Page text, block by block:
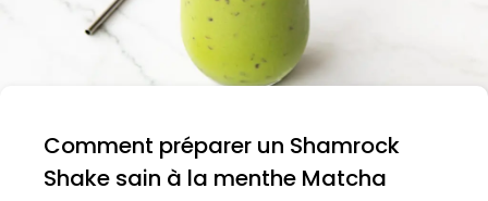
Comment préparer un Shamrock
Shake sain à la menthe Matcha